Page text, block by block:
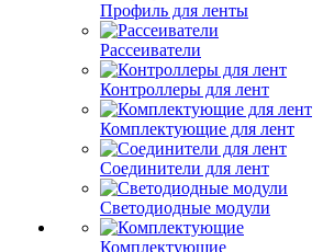
Профиль для ленты
Рассеиватели
Контроллеры для лент
Комплектующие для лент
Соединители для лент
Светодиодные модули
Комплектующие